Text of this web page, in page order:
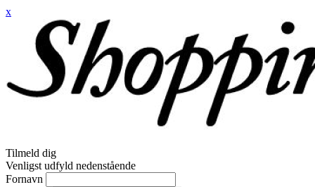
x
Tilmeld dig
Venligst udfyld nedenstående
Fornavn